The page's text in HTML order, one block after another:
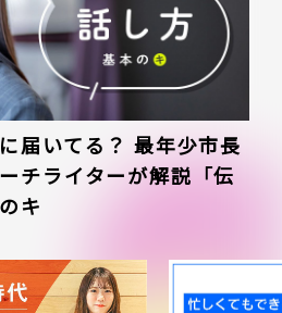
届いてる？ 最年少市長
チライターが解説「伝
キ